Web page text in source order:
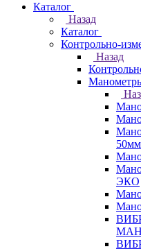
Каталог
Назад
Каталог
Контрольно-
Назад
50мм
ЭКО